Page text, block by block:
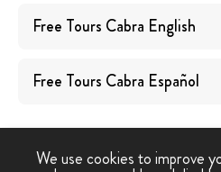
Free Tours Cabra English
Free Tours Cabra Español
We use cookies to improve